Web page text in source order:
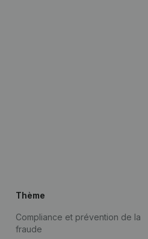
Thème
Compliance et prévention de la
fraude